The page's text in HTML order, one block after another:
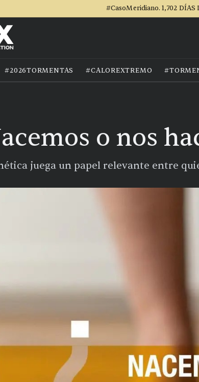
#CasoMeridiano. 1,702
#2026TORMENTAS #CALOREXTREMO
o nos
juega un papel relevante entre